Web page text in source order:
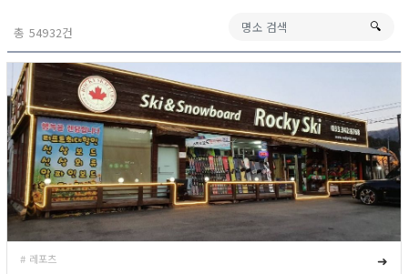
총 54932건 🔍︎
# 레포츠
➜